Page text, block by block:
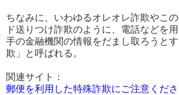
ちなみに、いわゆるオレオレ詐欺やこ
ド送りつけ詐欺のように、電話などを
手の金融機関の情報をだまし取ろうと
欺」と呼ばれる。
関連サイト：
郵便を利用した特殊詐欺にご注意くださ